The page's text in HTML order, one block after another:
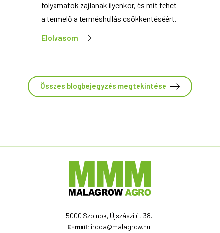
folyamatok zajlanak ilyenkor, és mit tehet
a termelő a terméshullás csökkentéséért.
Elolvasom
Összes blogbejegyzés megtekintése
5000 Szolnok, Újszászi út 38.
E-mail: iroda@malagrow.hu